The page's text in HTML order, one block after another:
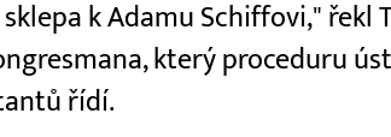
k Adamu Schiffovi," řekl
který proceduru
řídí.